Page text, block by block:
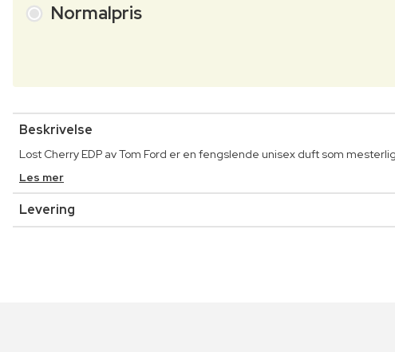
Normalpris
Beskrivelse
Lost Cherry EDP av Tom Ford er en fengslende unisex duft som
Les mer
Levering